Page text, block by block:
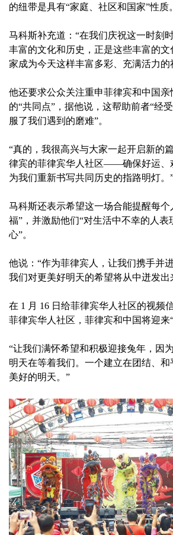
的纽带是具有“家庭、社区和国家”性质。
马科斯补充道：“在我们庆祝这一时刻
丰富的文化和历史，正是这些丰富的文
家成为今天这样丰富多彩、充满活力的
他还要求公众关注重申菲律宾和中国
的“共同点”，据他说，这帮助前者“经
服了我们遇到的磨难”。
“真的，我很高兴与大家一起开启新
律宾的菲律宾华人社区——确保好运、
为我们重新书写共同历史的指路明灯。
马科斯还表示希望这一场合能提醒每个
福”，并激励他们“对生活中不幸的人表
心”。
他说：“作为菲律宾人，让我们携手并
我们对更美好明天的希望将从中迸发出
在 1 月 16 日给菲律宾华人社区的视频
菲律宾华人社区，菲律宾和中国将迎来
“让我们满怀希望和积极迎接兔年，因
明天在等着我们。一个建立在团结、
美好的明天。”